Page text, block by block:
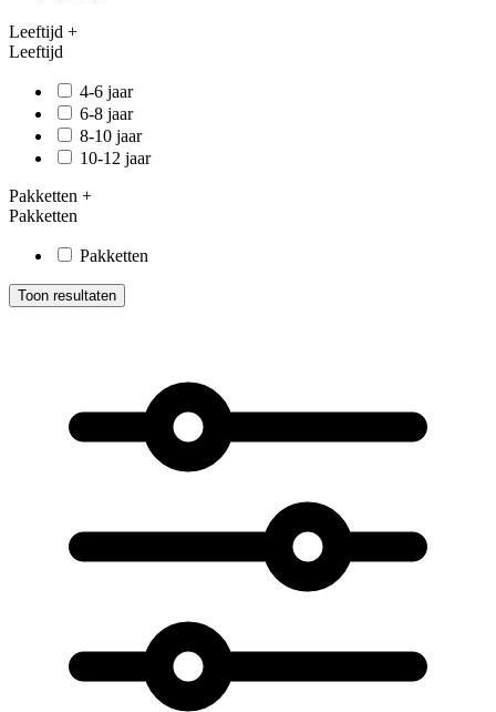
Leeftijd +
Leeftijd
4-6 jaar
6-8 jaar
8-10 jaar
10-12 jaar
Pakketten +
Pakketten
Pakketten
Toon resultaten